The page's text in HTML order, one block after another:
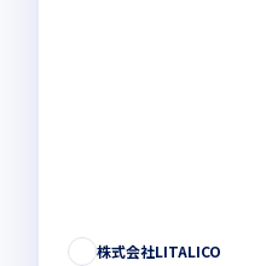
株式会社LITALICO